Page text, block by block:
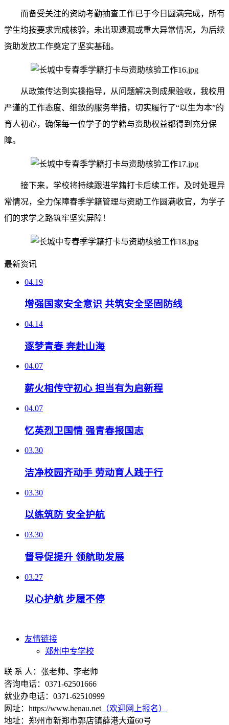
而备受关注的资助考勤抽查工作已于今日圆满完成，所有
学生均按要求完成核验，未出现遗漏或重大异常情况，为后续
资助发放工作奠定了坚实基础。
从政策传达到实操指导，从问题解决到成果验收，我校用
严谨的工作态度、细致的服务举措，切实履行了“以生为本”的
育人初心，确保每一位学子的学籍与资助权益都得到充分保
障。
接下来，学校将持续跟进学籍打卡后续工作，及时处理异
常情况，全力保障春季学籍管理与资助工作圆满收官，为学子
们的求学之路筑牢坚实屏障！
最新资讯
04.19
增强国家安全意识 共筑安全坚固防线
04.14
逐梦青春 奔赴山海
04.07
薪火相传守初心 担当有为启新程
04.07
忆英烈卫国情 强青春报国志
03.30
洁净校园齐动手 劳动育人践于行
03.30
以练筑防 安全护航
03.30
督导促提升 领航助发展
03.27
以心护航 步履不停
友情链接
郑州中专学校
联 系 人：张老师、李老师
咨询电话：0371-62501666
就业办电话：0371-62510999
网址：https://www.henau.net （欢迎网上报名）
地址：郑州市新郑市郭店镇薛港大道60号